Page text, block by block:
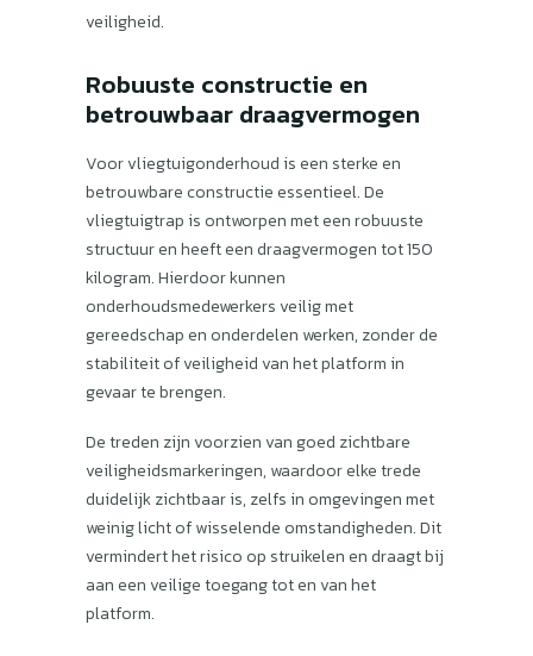
veiligheid.
Robuuste constructie en
betrouwbaar draagvermogen
Voor vliegtuigonderhoud is een sterke en
betrouwbare constructie essentieel. De
vliegtuigtrap is ontworpen met een robuuste
structuur en heeft een draagvermogen tot 150
kilogram. Hierdoor kunnen
onderhoudsmedewerkers veilig met
gereedschap en onderdelen werken, zonder de
stabiliteit of veiligheid van het platform in
gevaar te brengen.
De treden zijn voorzien van goed zichtbare
veiligheidsmarkeringen, waardoor elke trede
duidelijk zichtbaar is, zelfs in omgevingen met
weinig licht of wisselende omstandigheden. Dit
vermindert het risico op struikelen en draagt ​​bij
aan een veilige toegang tot en van het
platform.